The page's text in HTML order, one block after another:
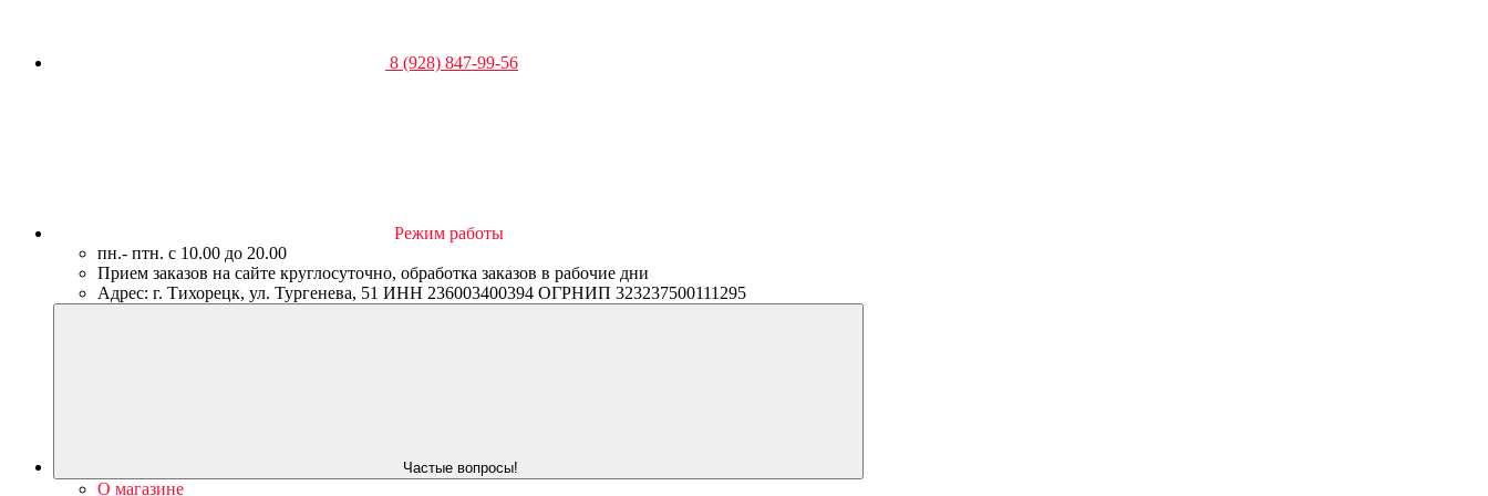
8 (928) 847-99-56
Режим работы
пн.- птн. c 10.00 до 20.00
Прием заказов на сайте круглосуточно, обработка заказов в рабочие дни
Адрес: г. Тихорецк, ул. Тургенева, 51 ИНН 236003400394 ОГРНИП 323237500111295
Частые вопросы!
О магазине